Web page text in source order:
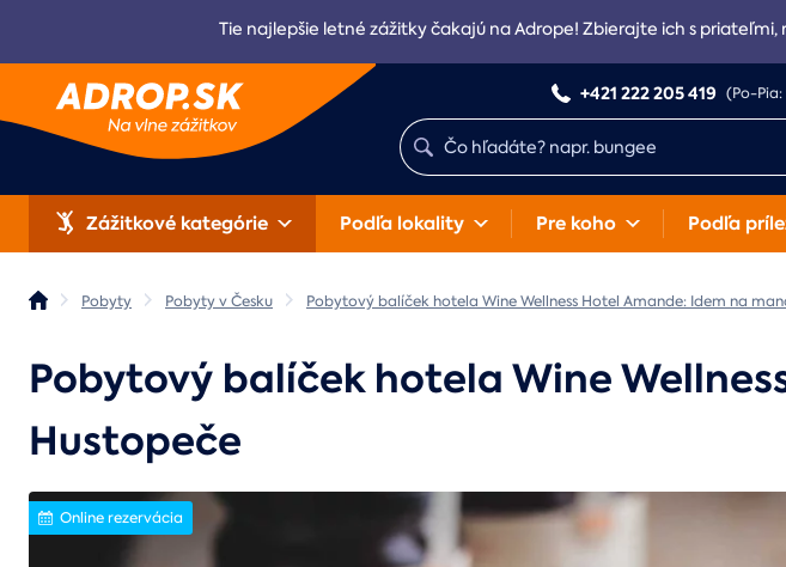
Tie najlepšie letné zážitky čakajú na Adrope! Zbierajte ich s priateľmi,
+421 222 205 419 (Po-Pia:
Zážitkové kategórie Podľa lokality Pre koho Podľa
Pobyty Pobyty v Česku Pobytový balíček hotela Wine Wellness Hotel Amande: Idem na
Pobytový balíček hotela Wine
Hustopeče
Online rezervácia